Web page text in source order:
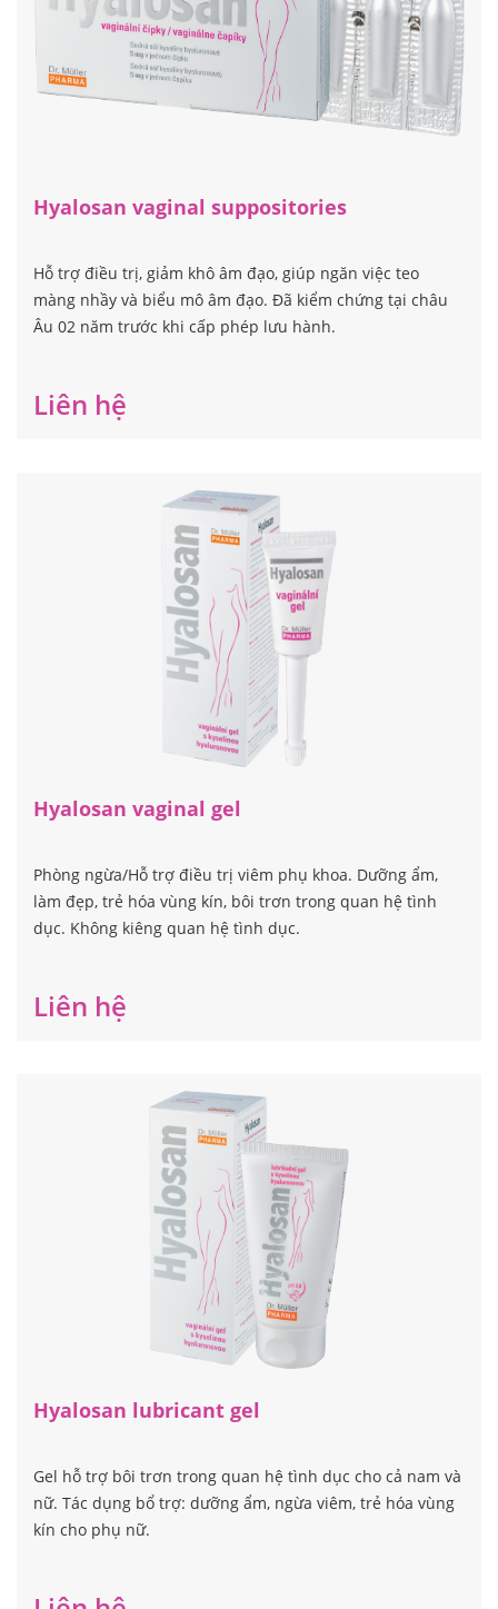
Âu 02 năm trước khi cấp phép lưu hành.
dục. Không kiêng quan hệ tình dục.